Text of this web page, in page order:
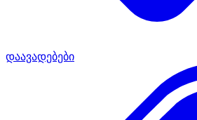
დაავადებები